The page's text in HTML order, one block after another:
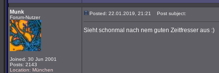
Munk
Forum-Nutzer
Joined: 30 Jun 2001
Posts: 2143
Location: München
Posted: 22.01.2019, 21:21 Post subject:
Sieht schonmal nach nem guten Zeitfresser aus :)